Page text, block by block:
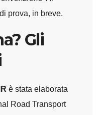
prova, in breve.
Gli
è stata elaborata
Road Transport